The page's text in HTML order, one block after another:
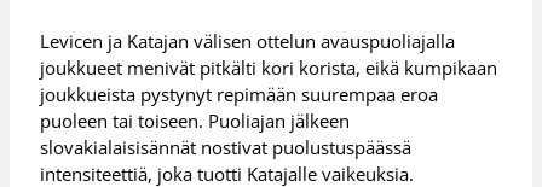
Levicen ja Katajan välisen ottelun avauspuoliajalla
joukkueet menivät pitkälti kori korista, eikä kumpikaan
joukkueista pystynyt repimään suurempaa eroa
puoleen tai toiseen. Puoliajan jälkeen
slovakialaisisännät nostivat puolustuspäässä
intensiteettiä, joka tuotti Katajalle vaikeuksia.